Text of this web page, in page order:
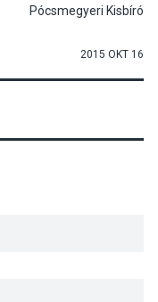
Pócsmegyeri Kisbíró
2015 OKT 16